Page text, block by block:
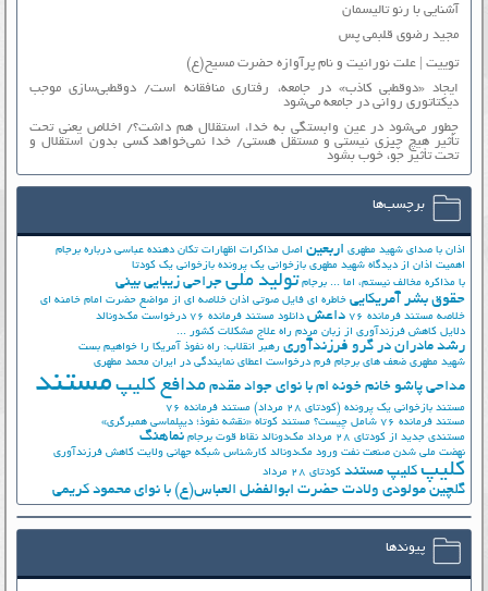
آشنایی با رنو تالیسمان
مجید رضوی قلبمی پس
توییت | علت نورانیت و نام پرآوازه حضرت مسیح(ع)
ایجاد «دوقطبی کاذب» در جامعه، رفتاری منافقانه است/ دوقطبی‌سازی موجب
دیکتاتوری روانی در جامعه می‌شود
چطور می‌شود در عین وابستگی به خدا، استقلال هم داشت؟/ اخلاص یعنی تحت
تأثیر هیچ چیزی نیستی و مستقل هستی/ خدا نمی‌خواهد کسی بدون استقلال و
تحت تأثیر جوّ، خوب بشود
برچسب‌ها
اذان با صدای شهید مطهری اربعین اصل مذاکرات اظهارات تکان دهنده عباسی درباره برجام
اهمیت اذان از دیدگاه شهید مطهری بازخوانی یک پرونده بازخوانی یک کودتا
با مذاکره مخالف نیستم، اما ... برجام تولید ملی جراحی زیبایی بینی
حقوق بشر آمریکایی خاطره ای فایل صوتی اذان خلاصه ای از مواضع حضرت امام خامنه ای
خلاصه مستند فرمانده 76
داعش دانلود مستند فرمانده 76
درخواست مک‌دونالد
دلایل کاهش فرزندآوری از زبان مردم راه علاج مشکلات کشور ...
رشد مادران در گرو فرزندآوری رهبر انقلاب: راه نفوذ آمریکا را خواهیم بست
شهید مطهری ضعف های برجام فرم درخواست اعطای نمایندگی در ایران محمد مطهری
مداحی پاشو خانم خونه ام با نوای جواد مقدم مدافع کلیپ مستند
مستند بازخوانی یک پرونده (کودتای 28 مرداد)
مستند فرمانده 76
مستند فرمانده 76 شامل چیست؟
مستند کوتاه «نقشه نفوذ؛ دیپلماسی همبرگری»
مستندی جدید از کودتای 28 مرداد
مک‌دونالد نقاط قوت برجام نماهنگ
نهضت ملي شدن صنعت نفت ورود مک‌دونالد کارشناس شبکه جهانی ولایت کاهش فرزندآوری
کلیپ کلیپ مستند کودتای 28 مرداد
گلچین مولودی ولادت حضرت ابوالفضل العباس(ع) با نوای محمود کریمی
پیوندها